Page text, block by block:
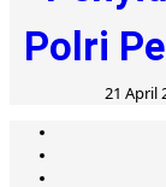
Polri
21 April